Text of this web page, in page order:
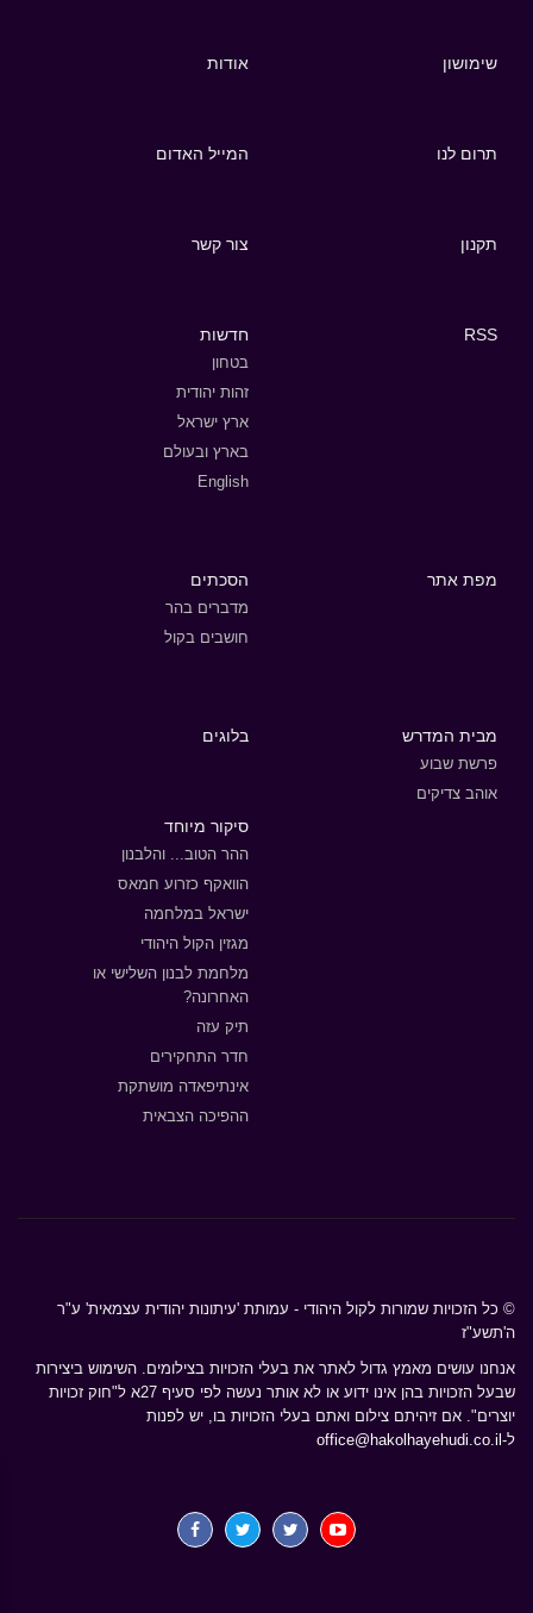
שימושון אודות
תרום לנו המייל האדום
תקנון צור קשר
RSS חדשות
בטחון
זהות יהודית
ארץ ישראל
בארץ ובעולם
English
מפת אתר הסכתים
מדברים בהר
חושבים בקול
מבית המדרש
פרשת שבוע
אוהב צדיקים
בלוגים
סיקור מיוחד
ההר הטוב... והלבנון
הוואקף כזרוע חמאס
ישראל במלחמה
מגזין הקול היהודי
מלחמת לבנון השלישי או
האחרונה?
תיק עזה
חדר התחקירים
אינתיפאדה מושתקת
ההפיכה הצבאית
© כל הזכויות שמורות לקול היהודי - עמותת 'עיתונות יהודית עצמאית' ע"ר
ה'תשע"ז
אנחנו עושים מאמץ גדול לאתר את בעלי הזכויות בצילומים. השימוש ביצירות
שבעל הזכויות בהן אינו ידוע או לא אותר נעשה לפי סעיף 27א ל"חוק זכויות
יוצרים". אם זיהיתם צילום ואתם בעלי הזכויות בו, יש לפנות
ל- office@hakolhayehudi.co.il